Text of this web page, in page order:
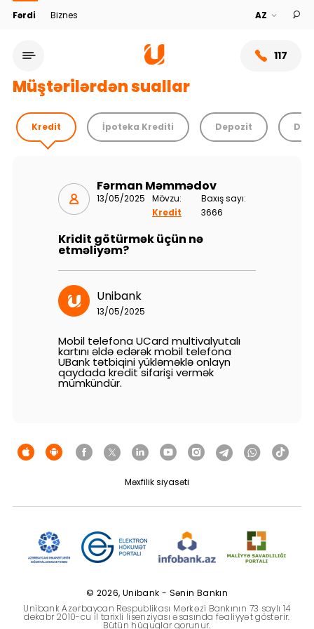
Fərdi Biznes
117
Xidmət şəbəkəsi
Bank haqqında
Keşbek
F.A.Q
Müştərilərdən suallar
Kredit İpoteka Krediti Depozit
Fərman Məmmədov
13/05/2025
Mövzu:
Kredit
Baxış sayı:
3666
Kridit götürmək üçün nə
etməliyəm?
Unibank
13/05/2025
Mobil telefona UCard multivalyutalı
kartını əldə edərək mobil telefona
UBank tətbiqini yükləməklə onlayn
qaydada kredit sifarişi vermək
mümkündür.
Məxfilik siyasəti
© 2026, Unibank - Sənin Bankın
Unibank Azərbaycan Respublikası Mərkəzi Bankının 73 saylı 14
dekabr 2010-cu il tarixli lisenziyası əsasında fəaliyyət göstərir.
Bütün hüquqlar qorunur.